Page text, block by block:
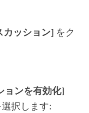
カッション]をク
ョンを有効化]
択します: